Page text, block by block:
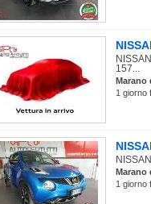
157...
Marano
1 giorno
Marano
1 giorno